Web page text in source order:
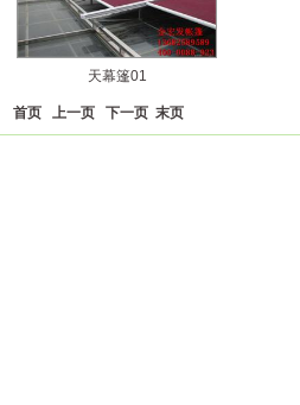
天幕篷01
首页上一页 下一页 末页